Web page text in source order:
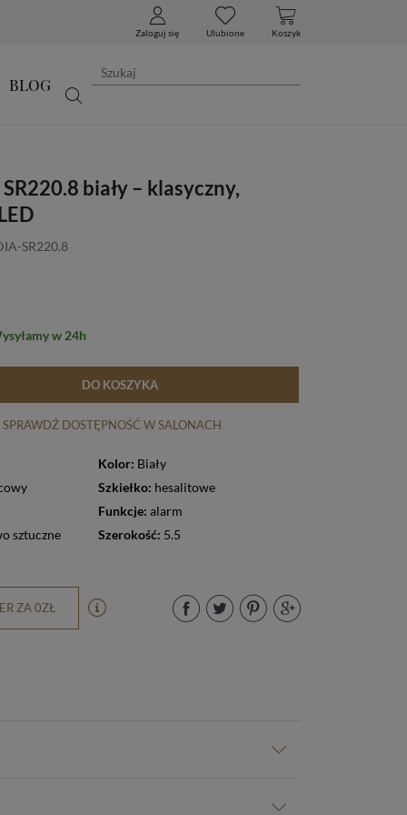
Zaloguj się Ulubione Koszyk
BLOG
biały – klasyczny,
SR220.8
w 24h
DO KOSZYKA
SPRAWDŹ DOSTĘPNOŚĆ W SALONACH
Kolor: Biały
Szkiełko: hesalitowe
Funkcje:alarm
sztuczne Szerokość: 5.5
ZA 0ZŁ